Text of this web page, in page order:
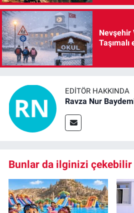
Nevşehir
EDITÖR HAKKINDA
Ravza Nur
Bunlar da ilginizi çekebilir